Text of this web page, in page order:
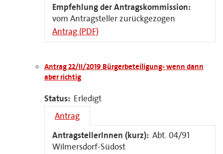
Empfehlung der Antragskommission:
vom Antragsteller zurückgezogen
Antrag (PDF)
Antrag 22/II/2019 Bürgerbeteiligung- wenn dann
aber richtig
Status: Erledigt
Antrag
AntragstellerInnen (kurz): Abt. 04/91
Wilmersdorf-Südost